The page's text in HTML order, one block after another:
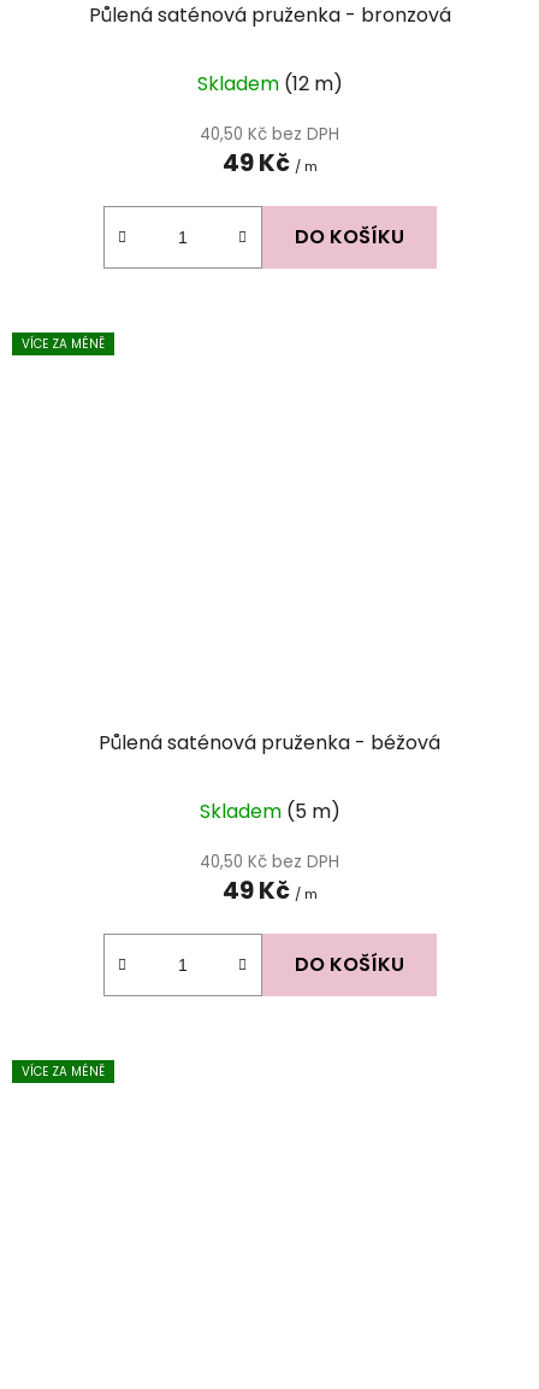
Půlená saténová pruženka - bronzová
Skladem (12 m)
40,50 Kč bez DPH
49 Kč / m
DO KOŠÍKU
VÍCE ZA MÉNĚ
Půlená saténová pruženka - béžová
Skladem (5 m)
40,50 Kč bez DPH
49 Kč / m
DO KOŠÍKU
VÍCE ZA MÉNĚ